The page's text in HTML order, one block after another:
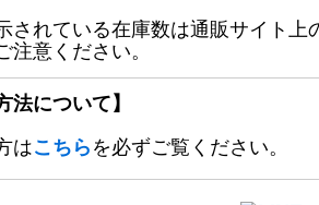
されている在庫数は通販サイト
注意ください。
法について】
はこちら を必ずご覧ください。